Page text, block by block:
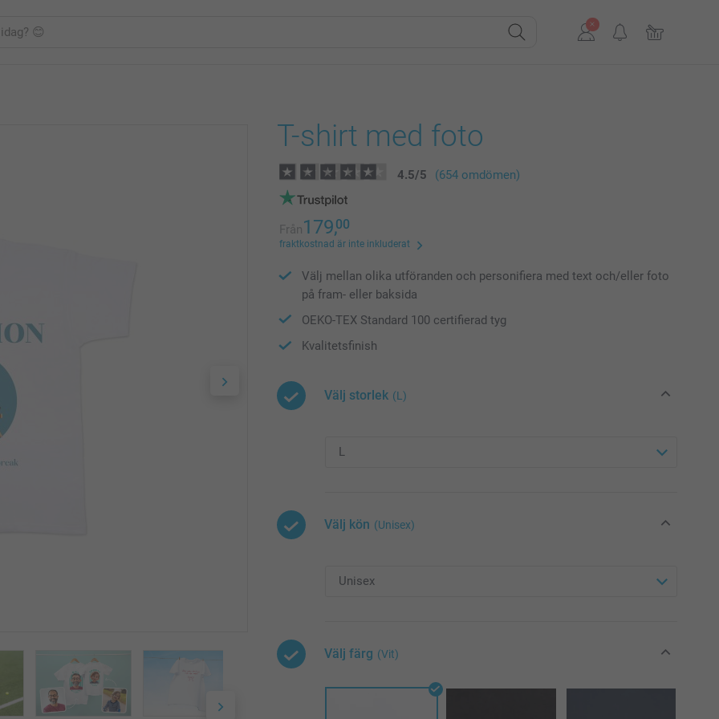
T-shirt med foto
4.5/5 (654 omdömen)
Från179,00
fraktkostnad är inte inkluderat
Välj mellan olika utföranden och personifiera med text och/eller foto
på fram- eller baksida
OEKO-TEX Standard 100 certifierad tyg
Kvalitetsfinish
Välj storlek (L)
Välj kön (Unisex)
Välj färg (Vit)